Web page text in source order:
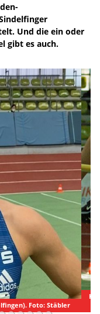
Und die ein oder
gibt es auch.
Platz zwei mit 1,70